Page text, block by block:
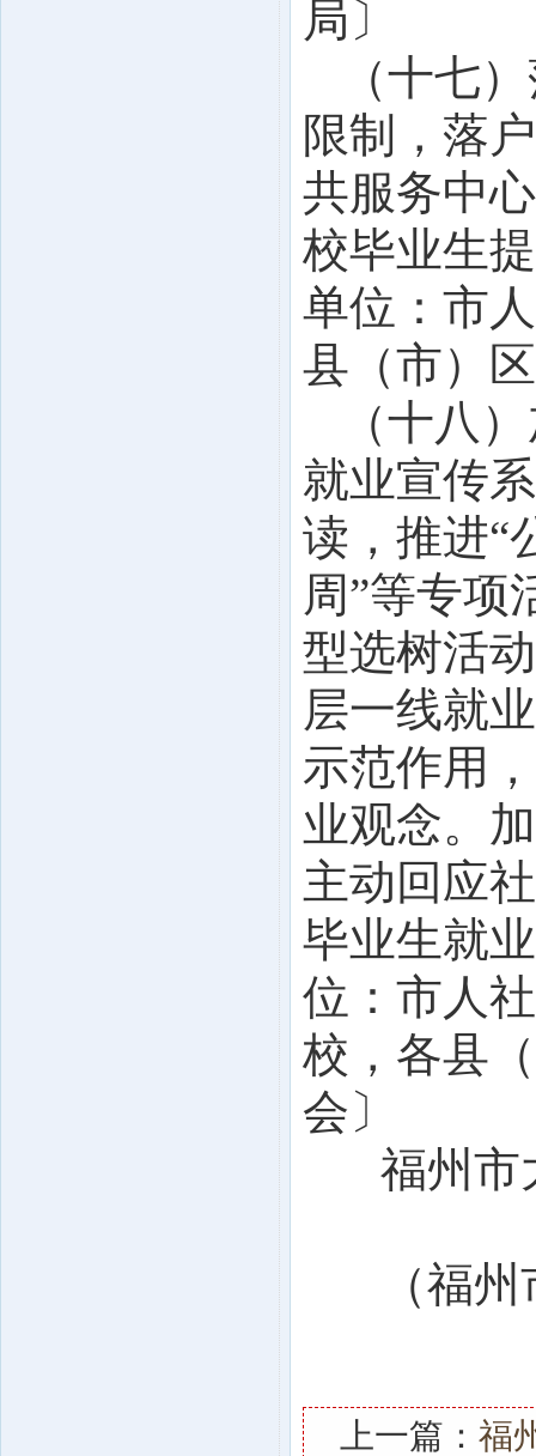
局〕
（十七
限制，落
共服务中
校毕业生
单位：市
县（市）
（十八
就业宣传
读，推进“
周”等专项
型选树活
层一线就
示范作用
业观念。
主动回应
毕业生就
位：市人
校，各县
会〕
福州市
（福
上一篇： 福